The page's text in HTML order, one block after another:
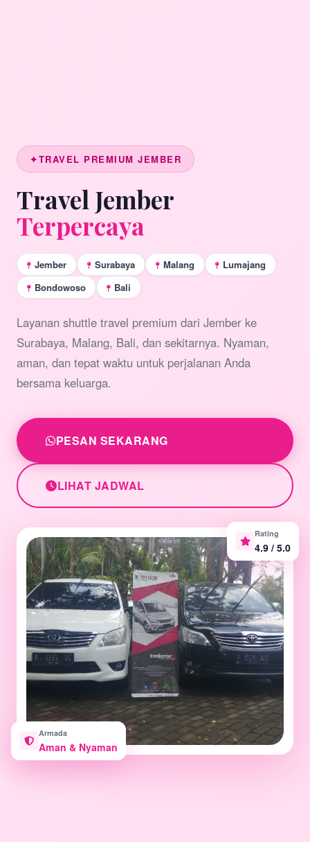
TRAVEL PREMIUM JEMBER
Travel Jember
Terpercaya
Jember Surabaya Malang
Lumajang
Bondowoso
Bali
Layanan shuttle travel premium dari Jember ke
Surabaya, Malang, Bali, dan sekitarnya. Nyaman,
aman, dan tepat waktu untuk perjalanan Anda
bersama keluarga.
PESAN SEKARANG
LIHAT JADWAL
Armada
Aman & Nyaman
Rating
4.9 / 5.0